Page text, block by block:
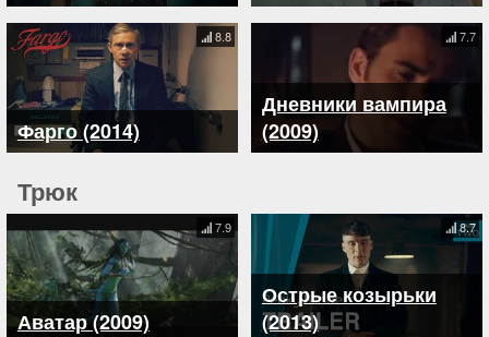
Фарго (2014)
8.8
Дневники вампира
(2009)
7.7
Трюк
Аватар (2009)
7.9
Острые козырьки
(2013)
8.7